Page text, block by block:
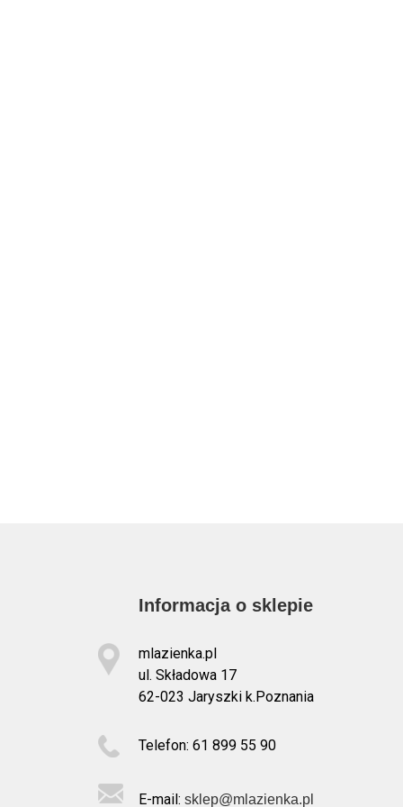
Informacja o sklepie
mlazienka.pl
ul. Składowa 17
62-023 Jaryszki k.Poznania
Telefon: 61 899 55 90
E-mail: sklep@mlazienka.pl